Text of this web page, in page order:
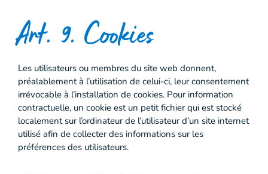
Art. 9. Cookies
Les utilisateurs ou membres du site web donnent,
préalablement à l’utilisation de celui-ci, leur consentement
irrévocable à l’installation de cookies. Pour information
contractuelle, un cookie est un petit fichier qui est stocké
localement sur l’ordinateur de l’utilisateur d’un site internet
utilisé afin de collecter des informations sur les
préférences des utilisateurs.